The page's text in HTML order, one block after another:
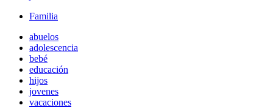
Familia
abuelos
adolescencia
bebé
educación
hijos
jovenes
vacaciones